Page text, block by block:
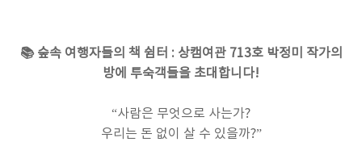
📚 숲속 여행자들의 책 쉼터 : 상캠여관 713호 박정미 작가의
방에 투숙객들을 초대합니다!
“사람은 무엇으로 사는가?
우리는 돈 없이 살 수 있을까?”